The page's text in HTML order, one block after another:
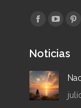
Facebook
opens
in
new
window
opens
in
new
window
Noticias